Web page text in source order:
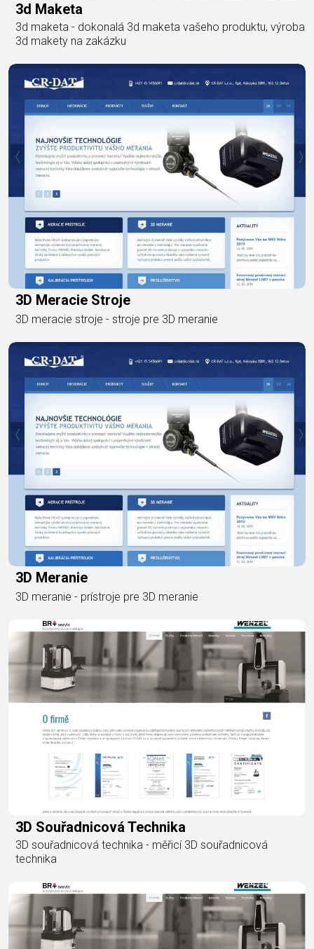
3d Maketa
3d maketa - dokonalá 3d maketa vašeho produktu, výroba
3d makety na zakázku
3D Meracie Stroje
3D meracie stroje - stroje pre 3D meranie
3D Meranie
3D meranie - prístroje pre 3D meranie
3D Souřadnicová Technika
3D souřadnicová technika - měřicí 3D souřadnicová
technika